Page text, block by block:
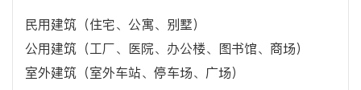
民用建筑（住宅、公寓、别墅）
公用建筑（工厂、医院、办公楼、图书馆、商场）
室外建筑（室外车站、停车场、广场）